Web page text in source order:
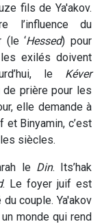
fils de Ya'akov.
l’influence du
(le ‘Hessed) pour
exilés doivent
le Kéver
de prière pour les
elle demande à
et Binyamin, c’est
les siècles.
le Din. Its’hak
. Le foyer juif est
couple. Ya'akov
monde qui rend